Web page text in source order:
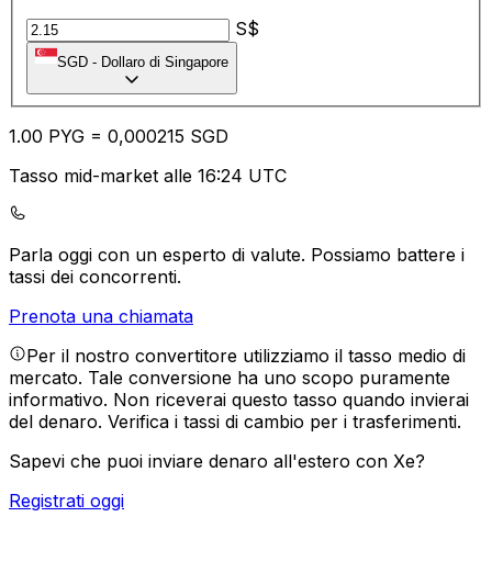
S$
SGD - Dollaro di Singapore
1.00 PYG = 0,000215 SGD
Tasso mid-market alle 16:24 UTC
Parla oggi con un esperto di valute. Possiamo battere i
tassi dei concorrenti.
Prenota una chiamata
Per il nostro convertitore utilizziamo il tasso medio di
mercato. Tale conversione ha uno scopo puramente
informativo. Non riceverai questo tasso quando invierai
del denaro. Verifica i tassi di cambio per i trasferimenti.
Sapevi che puoi inviare denaro all'estero con Xe?
Registrati oggi